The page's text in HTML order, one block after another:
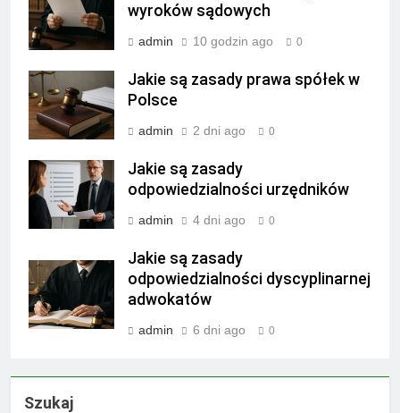
wyroków sądowych
admin 10 godzin ago 0
Jakie są zasady prawa spółek w
Polsce
admin 2 dni ago 0
Jakie są zasady
odpowiedzialności urzędników
admin 4 dni ago 0
Jakie są zasady
odpowiedzialności dyscyplinarnej
adwokatów
admin 6 dni ago 0
Szukaj